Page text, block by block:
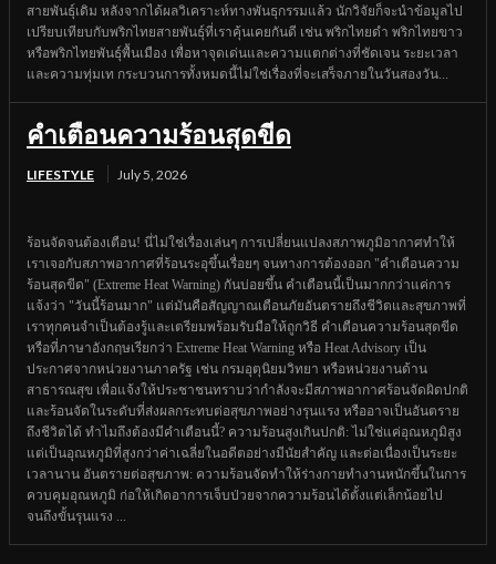
สายพันธุ์เดิม หลังจากได้ผลวิเคราะห์ทางพันธุกรรมแล้ว นักวิจัยก็จะนำข้อมูลไป
เปรียบเทียบกับพริกไทยสายพันธุ์ที่เราคุ้นเคยกันดี เช่น พริกไทยดำ พริกไทยขาว
หรือพริกไทยพันธุ์พื้นเมือง เพื่อหาจุดเด่นและความแตกต่างที่ชัดเจน ระยะเวลา
และความทุ่มเท กระบวนการทั้งหมดนี้ไม่ใช่เรื่องที่จะเสร็จภายในวันสองวัน...
คำเตือนความร้อนสุดขีด
LIFESTYLE July 5, 2026
ร้อนจัดจนต้องเตือน! นี่ไม่ใช่เรื่องเล่นๆ การเปลี่ยนแปลงสภาพภูมิอากาศทำให้
เราเจอกับสภาพอากาศที่ร้อนระอุขึ้นเรื่อยๆ จนทางการต้องออก "คำเตือนความ
ร้อนสุดขีด" (Extreme Heat Warning) กันบ่อยขึ้น คำเตือนนี้เป็นมากกว่าแค่การ
แจ้งว่า "วันนี้ร้อนมาก" แต่มันคือสัญญาณเตือนภัยอันตรายถึงชีวิตและสุขภาพที่
เราทุกคนจำเป็นต้องรู้และเตรียมพร้อมรับมือให้ถูกวิธี คำเตือนความร้อนสุดขีด
หรือที่ภาษาอังกฤษเรียกว่า Extreme Heat Warning หรือ Heat Advisory เป็น
ประกาศจากหน่วยงานภาครัฐ เช่น กรมอุตุนิยมวิทยา หรือหน่วยงานด้าน
สาธารณสุข เพื่อแจ้งให้ประชาชนทราบว่ากำลังจะมีสภาพอากาศร้อนจัดผิดปกติ
และร้อนจัดในระดับที่ส่งผลกระทบต่อสุขภาพอย่างรุนแรง หรืออาจเป็นอันตราย
ถึงชีวิตได้ ทำไมถึงต้องมีคำเตือนนี้? ความร้อนสูงเกินปกติ: ไม่ใช่แค่อุณหภูมิสูง
แต่เป็นอุณหภูมิที่สูงกว่าค่าเฉลี่ยในอดีตอย่างมีนัยสำคัญ และต่อเนื่องเป็นระยะ
เวลานาน อันตรายต่อสุขภาพ: ความร้อนจัดทำให้ร่างกายทำงานหนักขึ้นในการ
ควบคุมอุณหภูมิ ก่อให้เกิดอาการเจ็บป่วยจากความร้อนได้ตั้งแต่เล็กน้อยไป
จนถึงขั้นรุนแรง ...